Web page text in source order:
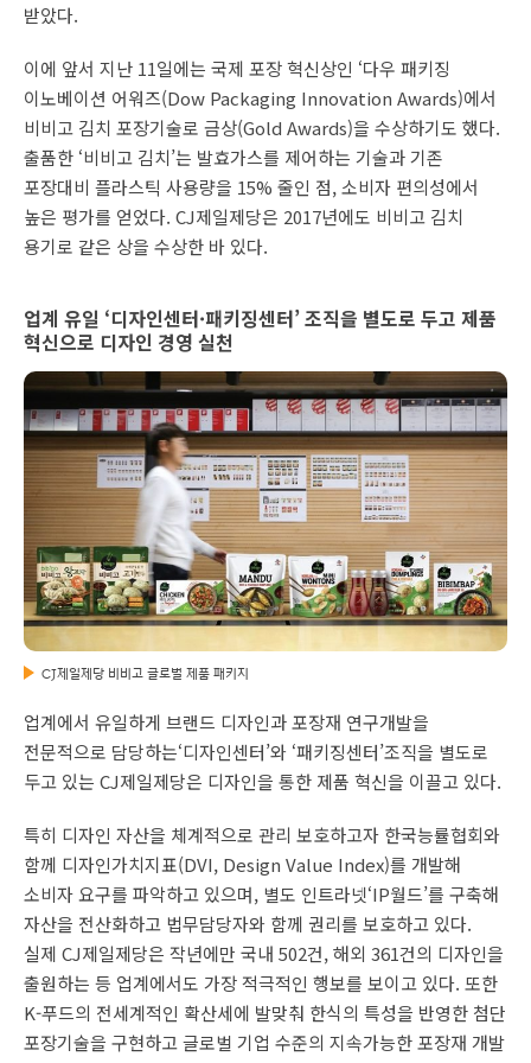
받았다.
이에 앞서 지난 11일에는 국제 포장 혁신상인 ‘다우 패키징
이노베이션 어워즈(Dow Packaging Innovation Awards)에서
비비고 김치 포장기술로 금상(Gold Awards)을 수상하기도 했다.
출품한 ‘비비고 김치’는 발효가스를 제어하는 기술과 기존
포장대비 플라스틱 사용량을 15% 줄인 점, 소비자 편의성에서
높은 평가를 얻었다. CJ제일제당은 2017년에도 비비고 김치
용기로 같은 상을 수상한 바 있다.
업계 유일 ‘디자인센터·패키징센터’ 조직을 별도로 두고 제품
혁신으로 디자인 경영 실천
CJ제일제당 비비고 글로벌 제품 패키지
업계에서 유일하게 브랜드 디자인과 포장재 연구개발을
전문적으로 담당하는‘디자인센터’와 ‘패키징센터’조직을 별도로
두고 있는 CJ제일제당은 디자인을 통한 제품 혁신을 이끌고 있다.
특히 디자인 자산을 체계적으로 관리 보호하고자 한국능률협회와
함께 디자인가치지표(DVI, Design Value Index)를 개발해
소비자 요구를 파악하고 있으며, 별도 인트라넷‘IP월드’를 구축해
자산을 전산화하고 법무담당자와 함께 권리를 보호하고 있다.
실제 CJ제일제당은 작년에만 국내 502건, 해외 361건의 디자인을
출원하는 등 업계에서도 가장 적극적인 행보를 보이고 있다. 또한
K-푸드의 전세계적인 확산세에 발맞춰 한식의 특성을 반영한 첨단
포장기술을 구현하고 글로벌 기업 수준의 지속가능한 포장재 개발